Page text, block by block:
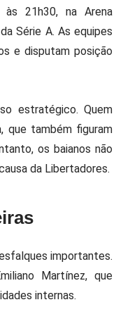
21h30, na Arena
Série A. As equipes
e disputam posição
estratégico. Quem
que também figuram
os baianos não
da Libertadores.
importantes.
Martínez, que
internas.